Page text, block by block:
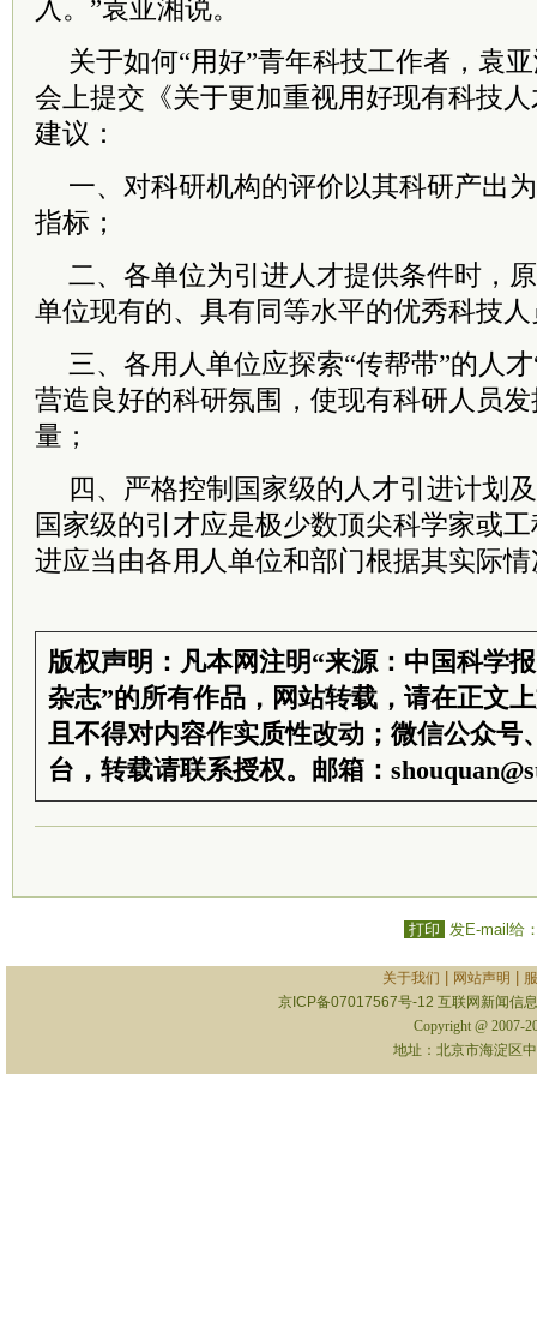
入。”袁亚湘说。
关于如何“用好”青年科技工作者，袁
会上提交《关于更加重视用好现有科技
建议：
一、对科研机构的评价以其科研产出
指标；
二、各单位为引进人才提供条件时，
单位现有的、具有同等水平的优秀科技
三、各用人单位应探索“传帮带”的人
营造良好的科研氛围，使现有科研人员
量；
四、严格控制国家级的人才引进计划
国家级的引才应是极少数顶尖科学家或
进应当由各用人单位和部门根据其实际
版权声明：凡本网注明“来源：中国科学
杂志”的所有作品，网站转载，请在正文
且不得对内容作实质性改动；微信公众号
台，转载请联系授权。邮箱：
打印 发E-mail给
关于我们 网站声明
京ICP备07017567号-12 互联网新闻信
Copyright @ 2007-
地址：北京市海淀区